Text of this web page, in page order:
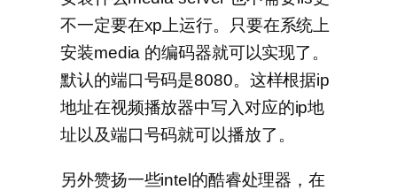
不一定要在xp上运行。只要在系统上
安装media 的编码器就可以实现了。
默认的端口号码是8080。这样根据ip
地址在视频播放器中写入对应的ip地
址以及端口号码就可以播放了。
另外赞扬一些intel的酷睿处理器，在